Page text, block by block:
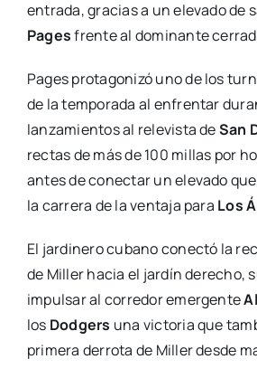
entrada, gracias a un elevado de
Pagesfrente al dominante
Pages protagonizó uno de los
de la temporada al enfrentar
lanzamientos al relevista deSan
rectas de más de 100 millas por
antes de conectar un elevado
la carrera de la ventaja para Los
El jardinero cubano conectó la
de Miller hacia el jardín derecho,
impulsar al corredor emergente
los Dodgers una victoria que
primera derrota de Miller desde